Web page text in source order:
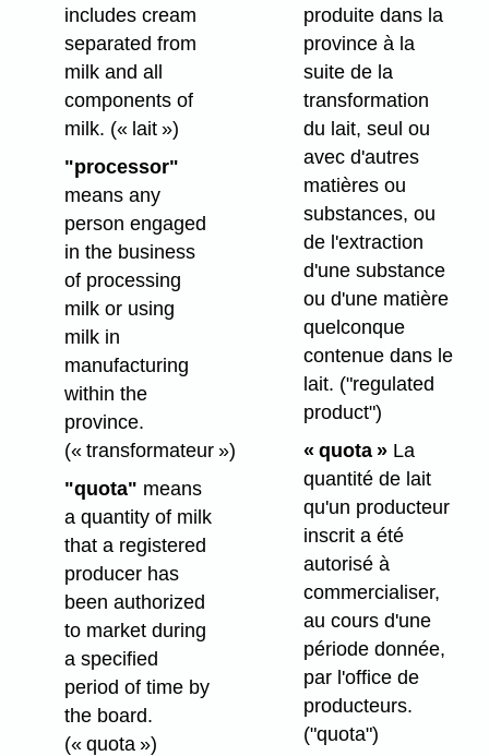
includes cream
separated from
milk and all
components of
milk. (« lait »)
"processor"
means any
person engaged
in the business
of processing
milk or using
milk in
manufacturing
within the
province.
(« transformateur »)
"quota" means
a quantity of milk
that a registered
producer has
been authorized
to market during
a specified
period of time by
the board.
(« quota »)
produite dans la
province à la
suite de la
transformation
du lait, seul ou
avec d'autres
matières ou
substances, ou
de l'extraction
d'une substance
ou d'une matière
quelconque
contenue dans le
lait. ("regulated
product")
« quota »La
quantité de lait
qu'un producteur
inscrit a été
autorisé à
commercialiser,
au cours d'une
période donnée,
par l'office de
producteurs.
("quota")